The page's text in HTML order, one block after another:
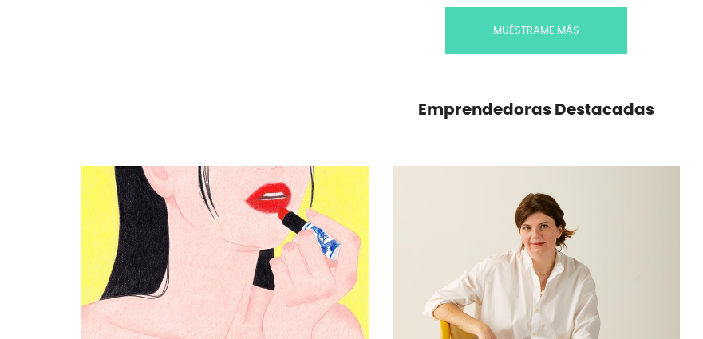
MUÉSTRAME MÁS
Emprendedoras Destacadas